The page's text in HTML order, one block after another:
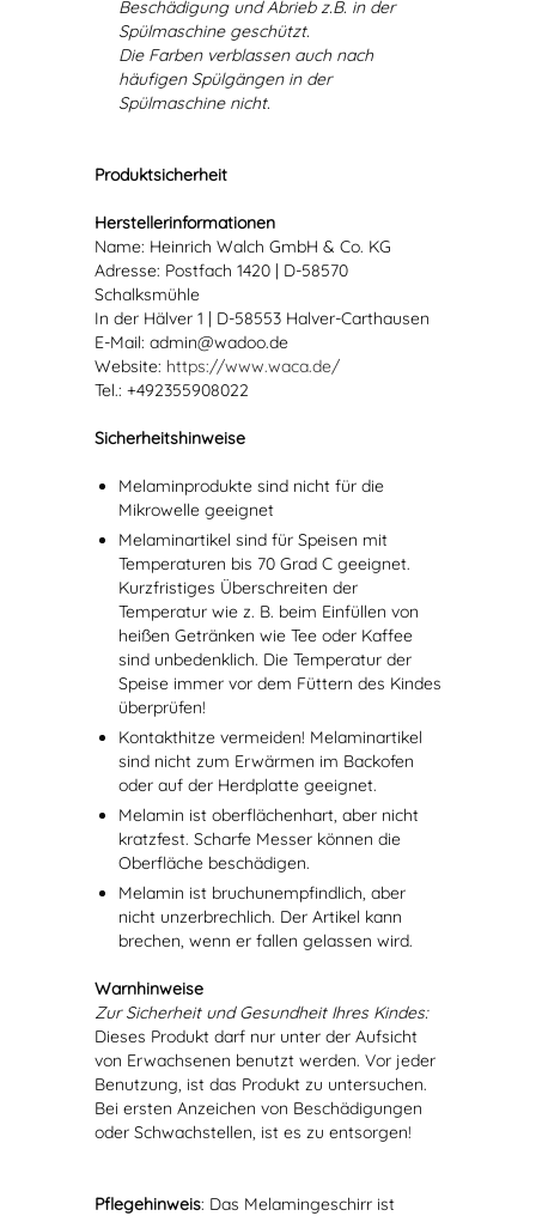
Beschädigung und Abrieb z.B. in der
Spülmaschine geschützt.
Die Farben verblassen auch nach
häufigen Spülgängen in der
Spülmaschine nicht.
Produktsicherheit
Herstellerinformationen
Name: Heinrich Walch GmbH & Co. KG
Adresse: Postfach 1420 | D-58570
Schalksmühle
In der Hälver 1 | D-58553 Halver-Carthausen
E-Mail: admin@wadoo.de
Website: https://www.waca.de/
Tel.: +492355908022
Sicherheitshinweise
Melaminprodukte sind nicht für die
Mikrowelle geeignet
Melaminartikel sind für Speisen mit
Temperaturen bis 70 Grad C geeignet.
Kurzfristiges Überschreiten der
Temperatur wie z. B. beim Einfüllen von
heißen Getränken wie Tee oder Kaffee
sind unbedenklich. Die Temperatur der
Speise immer vor dem Füttern des Kindes
überprüfen!
Kontakthitze vermeiden! Melaminartikel
sind nicht zum Erwärmen im Backofen
oder auf der Herdplatte geeignet.
Melamin ist oberflächenhart, aber nicht
kratzfest. Scharfe Messer können die
Oberfläche beschädigen.
Melamin ist bruchunempfindlich, aber
nicht unzerbrechlich. Der Artikel kann
brechen, wenn er fallen gelassen wird.
Warnhinweise
Zur Sicherheit und Gesundheit Ihres Kindes:
Dieses Produkt darf nur unter der Aufsicht
von Erwachsenen benutzt werden. Vor jeder
Benutzung, ist das Produkt zu untersuchen.
Bei ersten Anzeichen von Beschädigungen
oder Schwachstellen, ist es zu entsorgen!
Pflegehinweis: Das Melamingeschirr ist